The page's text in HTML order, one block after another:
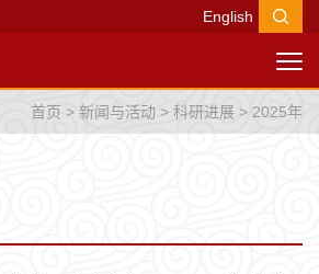
English
首页 > 新闻与活动 > 科研进展 > 2025年